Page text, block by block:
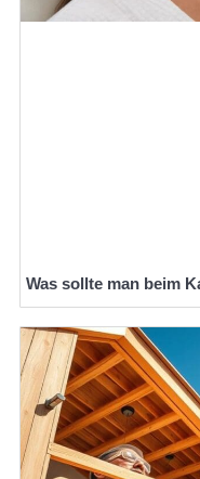
Was sollte man beim